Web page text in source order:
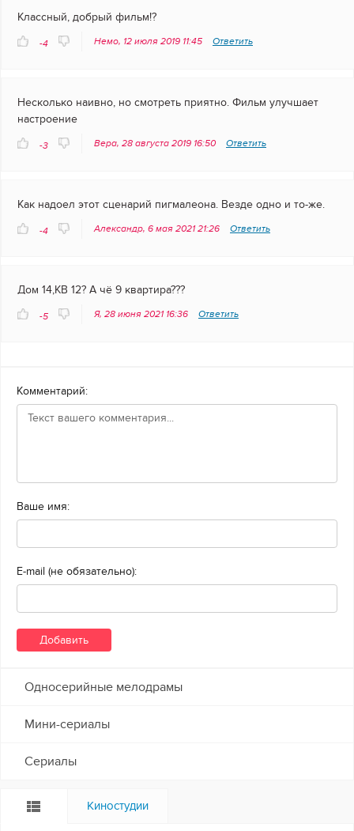
Классный, добрый фильм!?
-4 Немо, 12 июля 2019 11:45 Ответить
Несколько наивно, но смотреть приятно. Фильм улучшает
настроение
-3 Вера, 28 августа 2019 16:50 Ответить
Как надоел этот сценарий пигмалеона. Везде одно и то-же.
-4 Александр, 6 мая 2021 21:26 Ответить
Дом 14,КВ 12? А чё 9 квартира???
-5 Я, 28 июня 2021 16:36 Ответить
Комментарий:
Ваше имя:
E-mail (не обязательно):
Односерийные мелодрамы
Мини-сериалы
Сериалы
Киностудии